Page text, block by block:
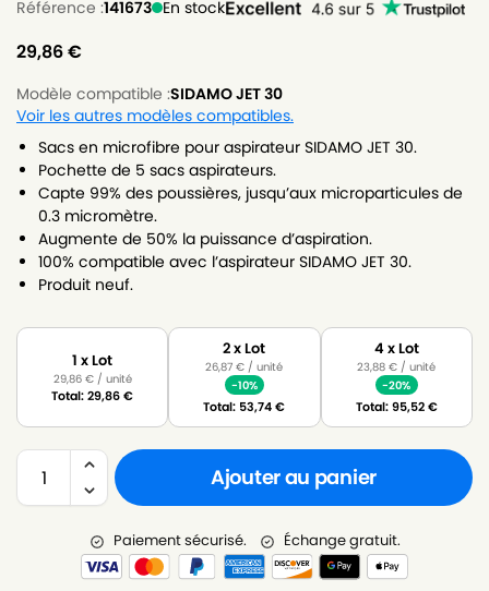
Référence :141673 En stock
29,86€
Modèle compatible :SIDAMO JET 30
Voir les autres modèles compatibles.
Sacs en microfibre pour aspirateur SIDAMO JET 30.
Pochette de 5 sacs aspirateurs.
Capte 99% des poussières, jusqu’aux microparticules de
0.3 micromètre.
Augmente de 50% la puissance d’aspiration.
100% compatible avec l’aspirateur SIDAMO JET 30.
Produit neuf.
1 x Lot
29,86 €/ unité
Total:29,86€
2 x Lot
26,87€ / unité
-10%
Total: 53,74€
4 x Lot
23,88€ / unité
-20%
Total:95,52€
Ajouter au panier
Paiement sécurisé. Échange gratuit.